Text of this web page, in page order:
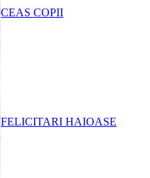
CEAS COPII
FELICITARI HAIOASE